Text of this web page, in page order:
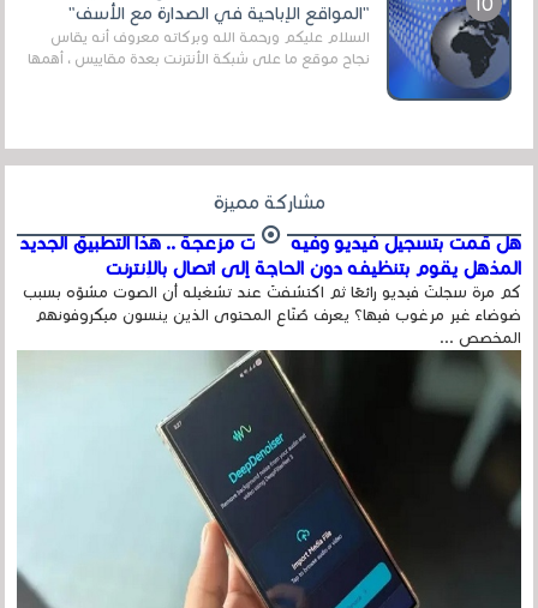
"المواقع الإباحية في الصدارة مع الأسف"
السلام عليكم ورحمة الله وبركاته معروف أنه يقاس
نجاح موقع ما على شبكة الأنترنت بعدة مقاييس ، أهمها
مشاركة مميزة
هل قمت بتسجيل فيديو وفيه أصوت مزعجة .. هذا التطبيق الجديد
المذهل يقوم بتنظيفه دون الحاجة إلى اتصال بالإنترنت
كم مرة سجلتَ فيديو رائعًا ثم اكتشفتَ عند تشغيله أن الصوت مشوّه بسبب
ضوضاء غير مرغوب فيها؟ يعرف صُنّاع المحتوى الذين ينسون ميكروفونهم
المخصص ...